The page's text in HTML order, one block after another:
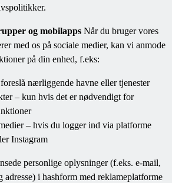
og mobilapps Når du bruger vores
med os på sociale medier, kan vi anmode
på din enhed, f.eks:
nærliggende havne eller tjenester
– kun hvis det er nødvendigt for
– hvis du logger ind via platforme
Instagram
personlige oplysninger (f.eks. e-mail,
adresse) i hashform med reklameplatforme